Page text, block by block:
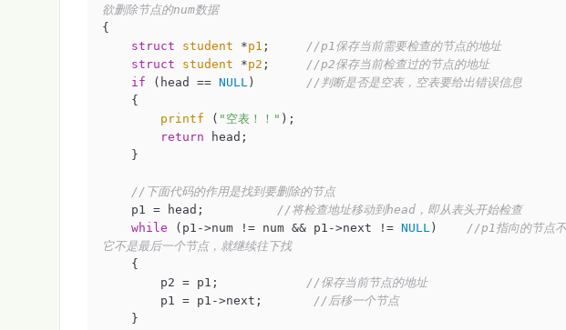
欲删除节点的num数据
{
struct
student *p1 ;
//p1保存当前需要检查的节点的地址
struct
student *p2 ;
//p2保存当前检查过的节点的地址
if (head == NULL ) //判断是否是空表，空表要给出错误信息
{
printf ( "空表！！" );
return head;
}
//下面代码的作用是找到要删除的节点
p1 = head; //将检查地址移动到head，即从表头开始检查
while (p1->num != num && p1->next != NULL ) //p1指向的节点
它不是最后一个节点，就继续往下找
{
p2 = p1; //保存当前节点的地址
p1 = p1->next; //后移一个节点
}